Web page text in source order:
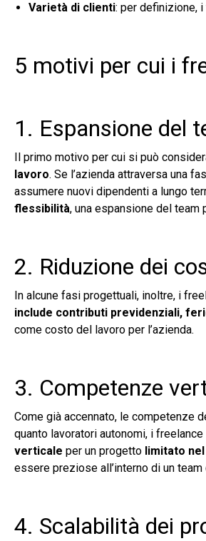
Varietà di clienti: per definizione,
5 motivi per cui i
1. Espansione del
Il primo motivo per cui si può
lavoro. Se l’azienda attraversa una
assumere nuovi dipendenti a lungo
flessibilità, una espansione del team
2. Riduzione dei
In alcune fasi progettuali, inoltre, i
include contributi previdenziali,
come costo del lavoro per l’azienda.
3. Competenze
Come già accennato, le competenze
quanto lavoratori autonomi, i
verticale per un progetto limitato
essere preziose all’interno di un team
4. Scalabilità dei